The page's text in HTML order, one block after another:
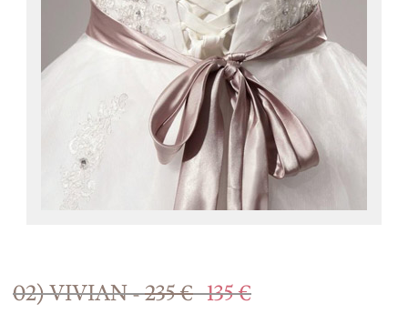
02) VIVIAN -235 € 135 €